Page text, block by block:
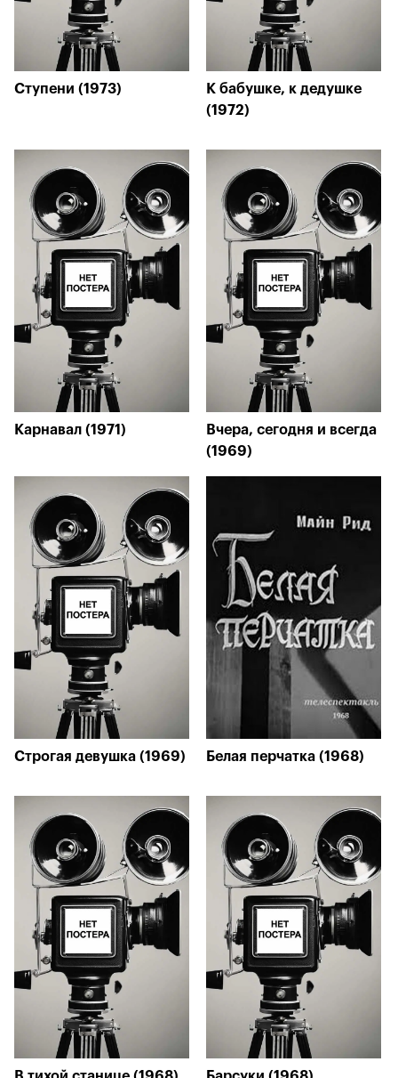
Ступени (1973)
К бабушке, к дедушке
(1972)
Карнавал (1971)
Вчера, сегодня и всегда
(1969)
Строгая девушка (1969) Белая перчатка (1968)